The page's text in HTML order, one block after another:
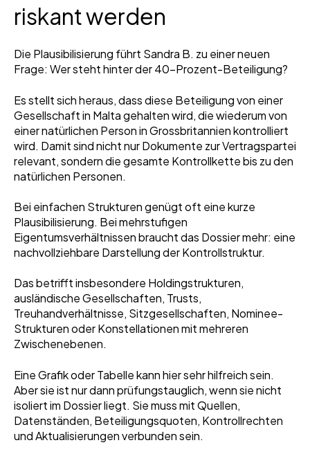
riskant werden
Die Plausibilisierung führt Sandra B. zu einer neuen
Frage: Wer steht hinter der 40-Prozent-Beteiligung?
Es stellt sich heraus, dass diese Beteiligung von einer
Gesellschaft in Malta gehalten wird, die wiederum von
einer natürlichen Person in Grossbritannien kontrolliert
wird. Damit sind nicht nur Dokumente zur Vertragspartei
relevant, sondern die gesamte Kontrollkette bis zu den
natürlichen Personen.
Bei einfachen Strukturen genügt oft eine kurze
Plausibilisierung. Bei mehrstufigen
Eigentumsverhältnissen braucht das Dossier mehr: eine
nachvollziehbare Darstellung der Kontrollstruktur.
Das betrifft insbesondere Holdingstrukturen,
ausländische Gesellschaften, Trusts,
Treuhandverhältnisse, Sitzgesellschaften, Nominee-
Strukturen oder Konstellationen mit mehreren
Zwischenebenen.
Eine Grafik oder Tabelle kann hier sehr hilfreich sein.
Aber sie ist nur dann prüfungstauglich, wenn sie nicht
isoliert im Dossier liegt. Sie muss mit Quellen,
Datenständen, Beteiligungsquoten, Kontrollrechten
und Aktualisierungen verbunden sein.